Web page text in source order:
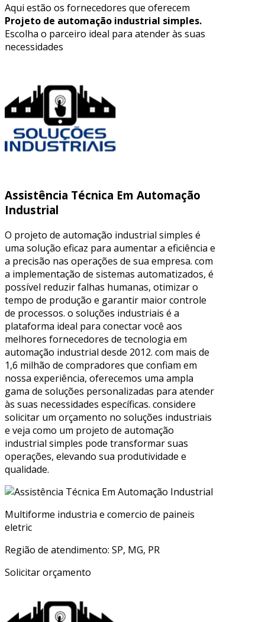
Aqui estão os fornecedores que oferecem
Projeto de automação industrial simples.
Escolha o parceiro ideal para atender às suas
necessidades
Assistência Técnica Em Automação
Industrial
O projeto de automação industrial simples é
uma solução eficaz para aumentar a eficiência e
a precisão nas operações de sua empresa. com
a implementação de sistemas automatizados, é
possível reduzir falhas humanas, otimizar o
tempo de produção e garantir maior controle
de processos. o soluções industriais é a
plataforma ideal para conectar você aos
melhores fornecedores de tecnologia em
automação industrial desde 2012. com mais de
1,6 milhão de compradores que confiam em
nossa experiência, oferecemos uma ampla
gama de soluções personalizadas para atender
às suas necessidades específicas. considere
solicitar um orçamento no soluções industriais
e veja como um projeto de automação
industrial simples pode transformar suas
operações, elevando sua produtividade e
qualidade.
Multiforme industria e comercio de paineis
eletric
Região de atendimento: SP, MG, PR
Solicitar orçamento